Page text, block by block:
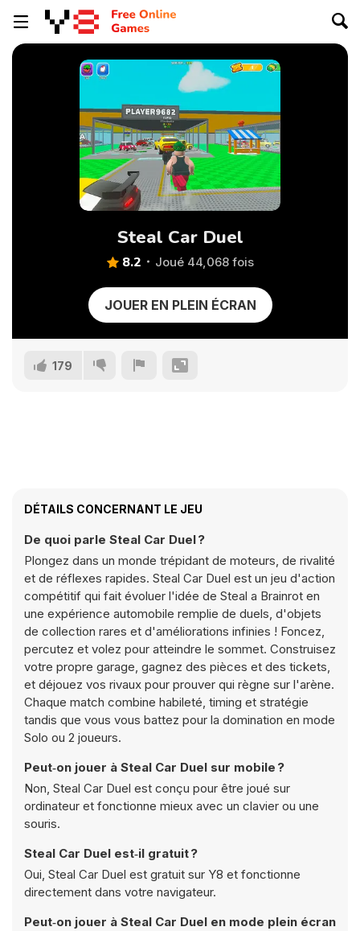
Steal Car Duel
8.2 Joué 44,068 fois
JOUER EN PLEIN ÉCRAN
179
DÉTAILS CONCERNANT LE JEU
De quoi parle Steal Car Duel ?
Plongez dans un monde trépidant de moteurs, de rivalité
et de réflexes rapides. Steal Car Duel est un jeu d'action
compétitif qui fait évoluer l'idée de Steal a Brainrot en
une expérience automobile remplie de duels, d'objets
de collection rares et d'améliorations infinies ! Foncez,
percutez et volez pour atteindre le sommet. Construisez
votre propre garage, gagnez des pièces et des tickets,
et déjouez vos rivaux pour prouver qui règne sur l'arène.
Chaque match combine habileté, timing et stratégie
tandis que vous vous battez pour la domination en mode
Solo ou 2 joueurs.
Peut‑on jouer à Steal Car Duel sur mobile ?
Non, Steal Car Duel est conçu pour être joué sur
ordinateur et fonctionne mieux avec un clavier ou une
souris.
Steal Car Duel est‑il gratuit ?
Oui, Steal Car Duel est gratuit sur Y8 et fonctionne
directement dans votre navigateur.
Peut‑on jouer à Steal Car Duel en mode plein écran